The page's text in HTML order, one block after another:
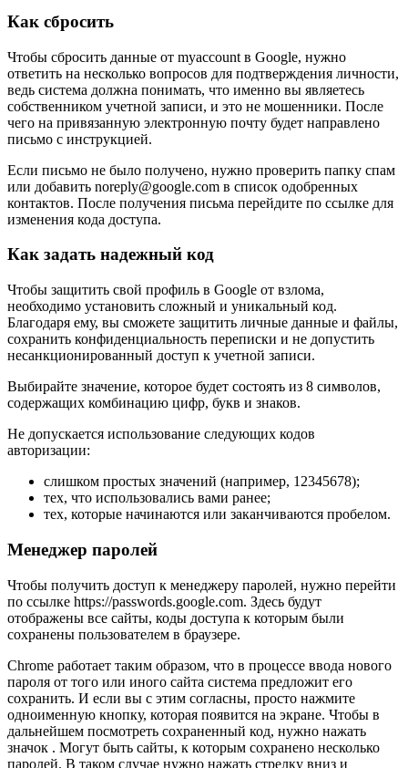
Как сбросить
Чтобы сбросить данные от myaccount в Google, нужно
ответить на несколько вопросов для подтверждения личности,
ведь система должна понимать, что именно вы являетесь
собственником учетной записи, и это не мошенники. После
чего на привязанную электронную почту будет направлено
письмо с инструкцией.
Если письмо не было получено, нужно проверить папку спам
или добавить noreply@google.com в список одобренных
контактов. После получения письма перейдите по ссылке для
изменения кода доступа.
Как задать надежный код
Чтобы защитить свой профиль в Google от взлома,
необходимо установить сложный и уникальный код.
Благодаря ему, вы сможете защитить личные данные и файлы,
сохранить конфиденциальность переписки и не допустить
несанкционированный доступ к учетной записи.
Выбирайте значение, которое будет состоять из 8 символов,
содержащих комбинацию цифр, букв и знаков.
Не допускается использование следующих кодов
авторизации:
слишком простых значений (например, 12345678);
тех, что использовались вами ранее;
тех, которые начинаются или заканчиваются пробелом.
Менеджер паролей
Чтобы получить доступ к менеджеру паролей, нужно перейти
по ссылке https://passwords.google.com. Здесь будут
отображены все сайты, коды доступа к которым были
сохранены пользователем в браузере.
Chrome работает таким образом, что в процессе ввода нового
пароля от того или иного сайта система предложит его
сохранить. И если вы с этим согласны, просто нажмите
одноименную кнопку, которая появится на экране. Чтобы в
дальнейшем посмотреть сохраненный код, нужно нажать
значок . Могут быть сайты, к которым сохранено несколько
паролей. В таком случае нужно нажать стрелку вниз и